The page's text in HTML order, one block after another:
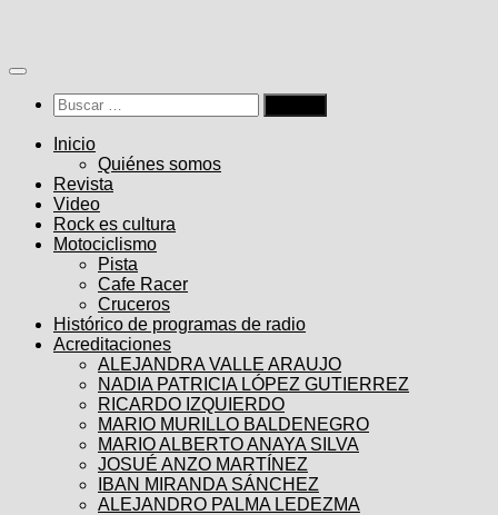
contenido
Buscar:
Inicio
Quiénes somos
Revista
Video
Rock es cultura
Motociclismo
Pista
Cafe Racer
Cruceros
Histórico de programas de radio
Acreditaciones
ALEJANDRA VALLE ARAUJO
NADIA PATRICIA LÓPEZ GUTIERREZ
RICARDO IZQUIERDO
MARIO MURILLO BALDENEGRO
MARIO ALBERTO ANAYA SILVA
JOSUÉ ANZO MARTÍNEZ
IBAN MIRANDA SÁNCHEZ
ALEJANDRO PALMA LEDEZMA